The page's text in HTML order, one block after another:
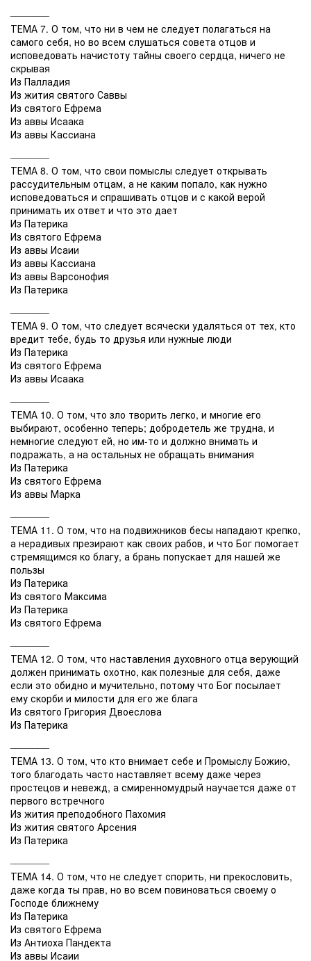
ТЕМА 7. О том, что ни в чем не следует полагаться на
самого себя, но во всем слушаться совета отцов и
исповедовать начистоту тайны своего сердца, ничего не
скрывая
Из Палладия
Из жития святого Саввы
Из святого Ефрема
Из аввы Исаака
Из аввы Кассиана
ТЕМА 8. О том, что свои помыслы следует открывать
рассудительным отцам, а не каким попало, как нужно
исповедоваться и спрашивать отцов и с какой верой
принимать их ответ и что это дает
Из Патерика
Из святого Ефрема
Из аввы Исаии
Из аввы Кассиана
Из аввы Варсонофия
Из Патерика
ТЕМА 9. О том, что следует всячески удаляться от тех, кто
вредит тебе, будь то друзья или нужные люди
Из Патерика
Из святого Ефрема
Из аввы Исаака
ТЕМА 10. О том, что зло творить легко, и многие его
выбирают, особенно теперь; добродетель же трудна, и
немногие следуют ей, но им-то и должно внимать и
подражать, а на остальных не обращать внимания
Из Патерика
Из святого Ефрема
Из аввы Марка
ТЕМА 11. О том, что на подвижников бесы нападают крепко,
а нерадивых презирают как своих рабов, и что Бог помогает
стремящимся ко благу, а брань попускает для нашей же
пользы
Из Патерика
Из святого Максима
Из Патерика
Из святого Ефрема
ТЕМА 12. О том, что наставления духовного отца верующий
должен принимать охотно, как полезные для себя, даже
если это обидно и мучительно, потому что Бог посылает
ему скорби и милости для его же блага
Из святого Григория Двоеслова
Из Патерика
ТЕМА 13. О том, что кто внимает себе и Промыслу Божию,
того благодать часто наставляет всему даже через
простецов и невежд, а смиренномудрый научается даже от
первого встречного
Из жития преподобного Пахомия
Из жития святого Арсения
Из Патерика
ТЕМА 14. О том, что не следует спорить, ни прекословить,
даже когда ты прав, но во всем повиноваться своему о
Господе ближнему
Из Патерика
Из святого Ефрема
Из Антиоха Пандекта
Из аввы Исаии